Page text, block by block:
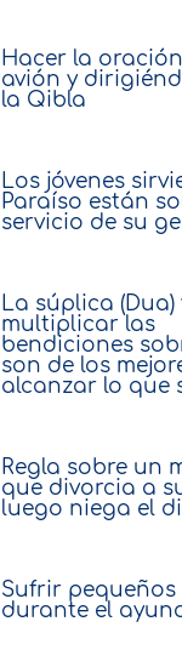
Hacer la
avión y
la Qibla
Los jóvenes
Paraíso están
servicio de su
La súplica (Dua)
multiplicar las
bendiciones
son de los
alcanzar lo que
Regla sobre un
que divorcia a
luego niega el
Sufrir pequeños
durante el